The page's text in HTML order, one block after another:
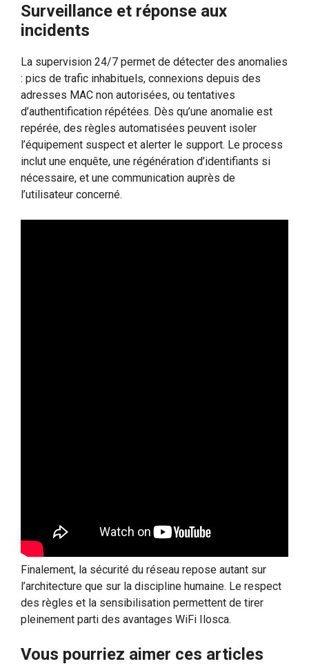
Surveillance et réponse aux
incidents
La supervision 24/7 permet de détecter des anomalies
: pics de trafic inhabituels, connexions depuis des
adresses MAC non autorisées, ou tentatives
d’authentification répétées. Dès qu’une anomalie est
repérée, des règles automatisées peuvent isoler
l’équipement suspect et alerter le support. Le process
inclut une enquête, une régénération d’identifiants si
nécessaire, et une communication auprès de
l’utilisateur concerné.
Finalement, la sécurité du réseau repose autant sur
l’architecture que sur la discipline humaine. Le respect
des règles et la sensibilisation permettent de tirer
pleinement parti des avantages WiFi Ilosca.
Vous pourriez aimer ces articles